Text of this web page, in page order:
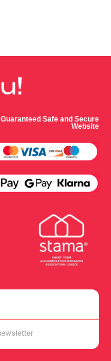
Guaranteed Safe and Secure
Website